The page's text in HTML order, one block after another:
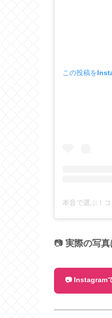
この投稿を
📷 実際の写
📷 Instagram